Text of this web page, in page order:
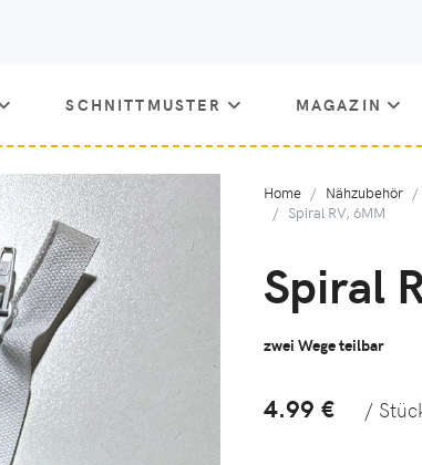
SCHNITTMUSTER MAGAZIN
Home Nähzubehör
Spiral RV, 6MM
Spiral
zwei Wege teilbar
4.99 € /